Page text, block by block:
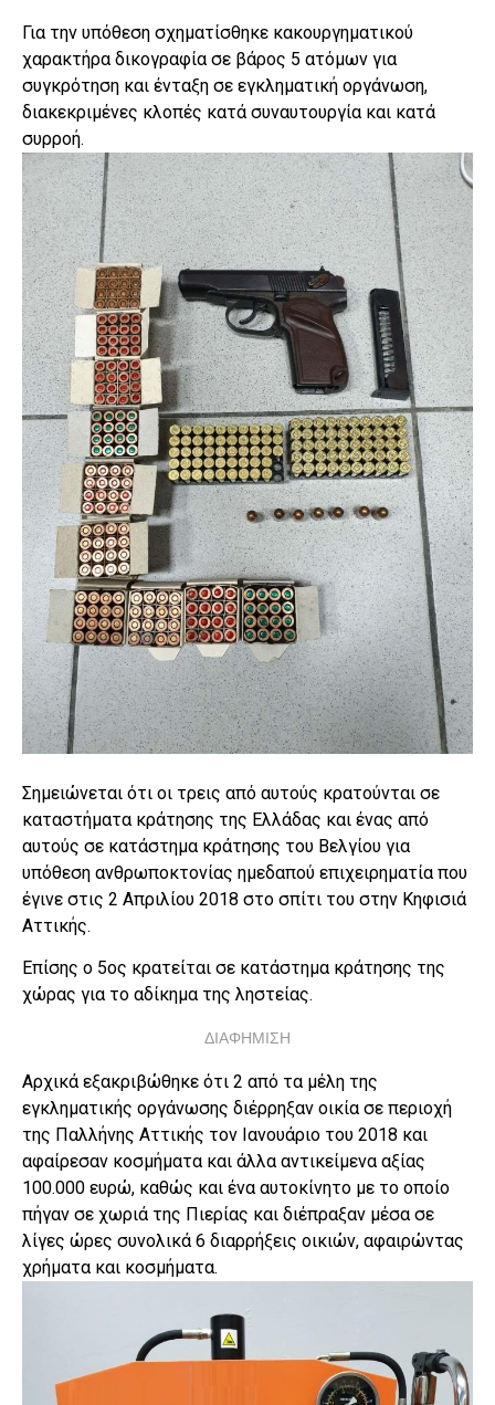
Για την υπόθεση σχηματίσθηκε κακουργηματικού
χαρακτήρα δικογραφία σε βάρος 5 ατόμων για
συγκρότηση και ένταξη σε εγκληματική οργάνωση,
διακεκριμένες κλοπές κατά συναυτουργία και κατά
συρροή.
Σημειώνεται ότι οι τρεις από αυτούς κρατούνται σε
καταστήματα κράτησης της Ελλάδας και ένας από
αυτούς σε κατάστημα κράτησης του Βελγίου για
υπόθεση ανθρωποκτονίας ημεδαπού επιχειρηματία που
έγινε στις 2 Απριλίου 2018 στο σπίτι του στην Κηφισιά
Αττικής.
Επίσης ο 5ος κρατείται σε κατάστημα κράτησης της
χώρας για το αδίκημα της ληστείας.
ΔΙΑΦΗΜΙΣΗ
Αρχικά εξακριβώθηκε ότι 2 από τα μέλη της
εγκληματικής οργάνωσης διέρρηξαν οικία σε περιοχή
της Παλλήνης Αττικής τον Ιανουάριο του 2018 και
αφαίρεσαν κοσμήματα και άλλα αντικείμενα αξίας
100.000 ευρώ, καθώς και ένα αυτοκίνητο με το οποίο
πήγαν σε χωριά της Πιερίας και διέπραξαν μέσα σε
λίγες ώρες συνολικά 6 διαρρήξεις οικιών, αφαιρώντας
χρήματα και κοσμήματα.